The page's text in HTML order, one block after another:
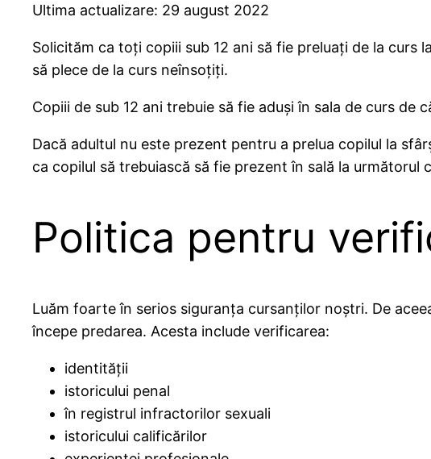
Ultima actualizare: 29 august 2022
Solicităm ca toți copiii sub 12 ani să fie preluați de la curs
să plece de la curs neînsoțiți.
Copiii de sub 12 ani trebuie să fie aduși în sala de curs de
Dacă adultul nu este prezent pentru a prelua copilul la
ca copilul să trebuiască să fie prezent în sală la următorul
Politica pentru
Luăm foarte în serios siguranța cursanților noștri. De
începe predarea. Acesta include verificarea:
identității
istoricului penal
în registrul infractorilor sexuali
istoricului calificărilor